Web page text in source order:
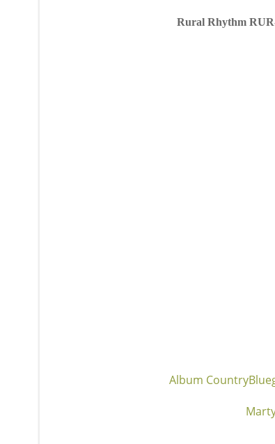
Rural Rhythm
Album Country